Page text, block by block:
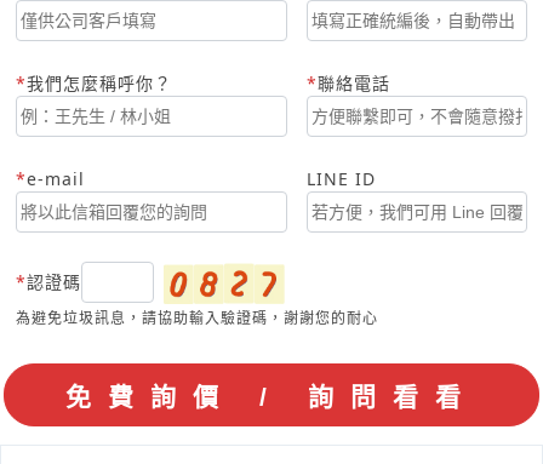
我們怎麼稱呼你？ 聯絡電話
e-mail LINE ID
認證碼
為避免垃圾訊息，請協助輸入驗證碼，謝謝您的耐心